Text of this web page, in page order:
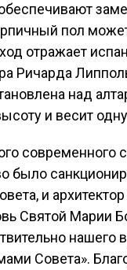
пол
отражает
Ричарда
над
и весит
современного
было
и
Святой Марии
нашего
Совета».